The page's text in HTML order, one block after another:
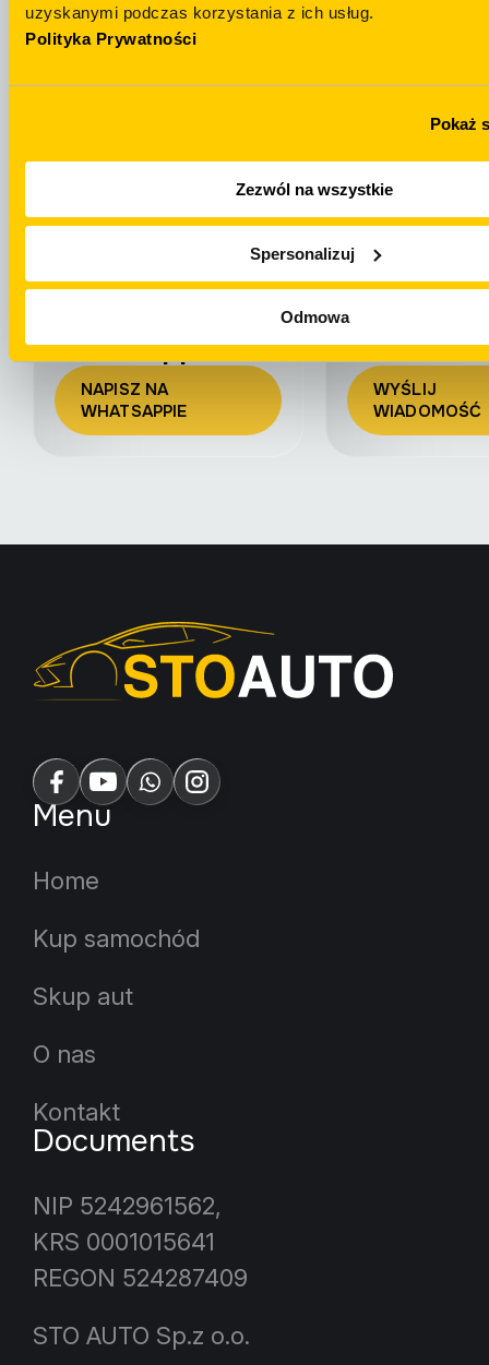
uzyskanymi podczas korzystania z ich usług.
Polityka Prywatności
Pokaż
Zezwól na wszystkie
Spersonalizuj
Odmowa
NAPISZ NA
TELEGRAMIE
WhatsApp
NAPISZ NA
WHATSAPPIE
Email
WYŚLIJ
WIADOMOŚĆ
Menu
Home
Kup samochód
Skup aut
O nas
Kontakt
Documents
NIP 5242961562,
KRS 0001015641
REGON 524287409
STO AUTO Sp.z o.o.